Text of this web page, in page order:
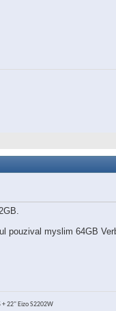
pouzival myslim 64GB
22" Eizo S2202W